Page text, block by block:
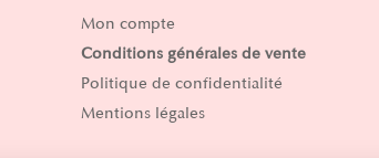
Mon compte
Conditions générales de vente
Politique de confidentialité
Mentions légales